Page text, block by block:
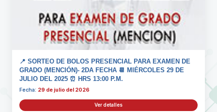
📍 SORTEO DE BOLOS PRESENCIAL PARA EXAMEN DE
GRADO (MENCIÓN)- 2DA FECHA 📆 MIÉRCOLES 29 DE
JULIO DEL 2025 ⏰ HRS 13:00 P.M.
Fecha: 29 de julio del 2026
Ver detalles